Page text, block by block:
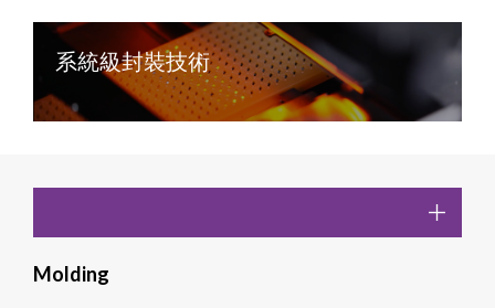
系統級封裝技術
Molding